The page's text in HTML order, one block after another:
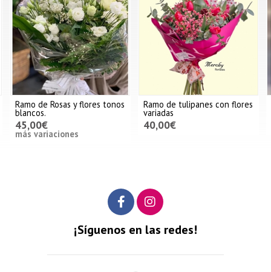
Ramo de Rosas y flores tonos
blancos.
45,00€
más variaciones
Ramo de tulipanes con flores
variadas
40,00€
¡Síguenos en las redes!